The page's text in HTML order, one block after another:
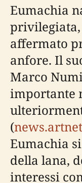
Eumachia
affermato
anfore. Il
Marco
importante
(
Eumachia
della lana,
interessi